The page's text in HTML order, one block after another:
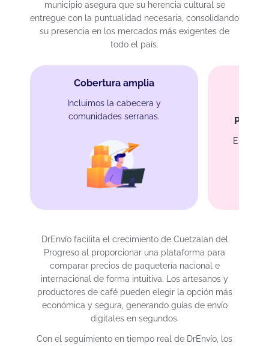
municipio asegura que su herencia cultural se
entregue con la puntualidad necesaria, consolidando
su presencia en los mercados más exigentes de
todo el país.
Cobertura amplia
Incluimos la cabecera y
comunidades serranas.
DrEnvío facilita el crecimiento de Cuetzalan del
Progreso al proporcionar una plataforma para
comparar precios de paquetería nacional e
internacional de forma intuitiva. Los artesanos y
productores de café pueden elegir la opción más
económica y segura, generando guías de envío
digitales en segundos.
Con el seguimiento en tiempo real de DrEnvío, los